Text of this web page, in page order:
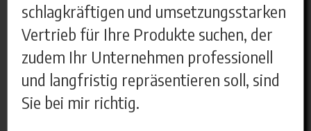
schlagkräftigen und umsetzungsstarken
Vertrieb für Ihre Produkte suchen, der
zudem Ihr Unternehmen professionell
und langfristig repräsentieren soll, sind
Sie bei mir richtig.